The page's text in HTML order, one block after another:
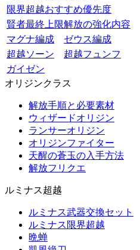
限界超越おすすめ優先度
賢者最終上限解放の強化内容
マグナ編成
ゼウス編成
超越ソーン
超越フュンフ
ガイゼン
オリジンクラス
解放手順と必要素材
ウィザードオリジン
ランサーオリジン
オリジンファイター
天醒の蒼玉の入手方法
解放フリクエ
ルミナス超越
ルミナス武器交換セット
ルミナス限界超越
晩蝉